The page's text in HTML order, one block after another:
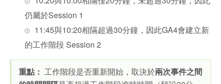
仍屬於Session 1
11:45與10:20相隔超過30分鐘，因此GA4會建立新
的工作階段 Session 2
重點： 工作階段是否重新開始，取決於兩次事件之間